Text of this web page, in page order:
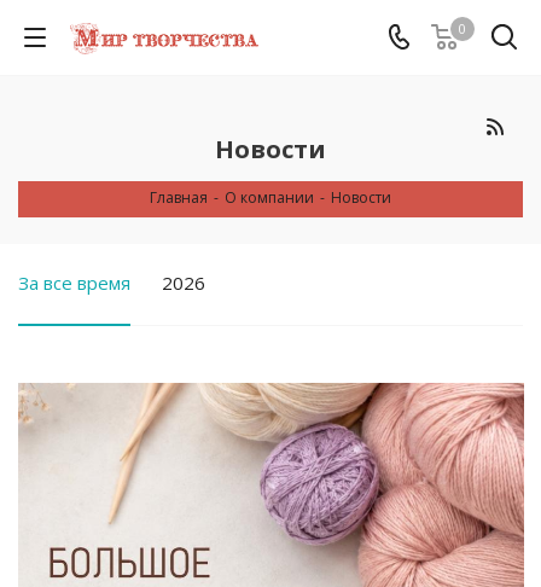
0
Новости
Главная - О компании - Новости
За все время 2026